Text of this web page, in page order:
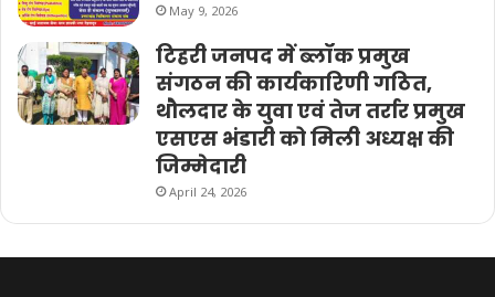
May 9, 2026
टिहरी जनपद में ब्लॉक प्रमुख
संगठन की कार्यकारिणी गठित,
थौलदार के युवा एवं तेज तर्रार प्रमुख
एसएस भंडारी को मिली अध्यक्ष की
जिम्मेदारी
April 24, 2026